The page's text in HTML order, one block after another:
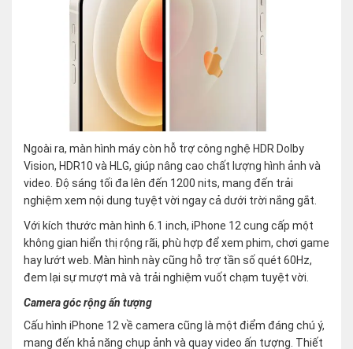
Ngoài ra, màn hình máy còn hỗ trợ công nghệ HDR Dolby
Vision, HDR10 và HLG, giúp nâng cao chất lượng hình ảnh và
video. Độ sáng tối đa lên đến 1200 nits, mang đến trải
nghiệm xem nội dung tuyệt vời ngay cả dưới trời nắng gắt.
Với kích thước màn hình 6.1 inch, iPhone 12 cung cấp một
không gian hiển thị rộng rãi, phù hợp để xem phim, chơi game
hay lướt web. Màn hình này cũng hỗ trợ tần số quét 60Hz,
đem lại sự mượt mà và trải nghiệm vuốt chạm tuyệt vời.
Camera góc rộng ấn tượng
Cấu hình iPhone 12 về camera cũng là một điểm đáng chú ý,
mang đến khả năng chụp ảnh và quay video ấn tượng. Thiết